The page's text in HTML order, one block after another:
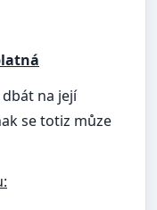
na její
se totiz můze